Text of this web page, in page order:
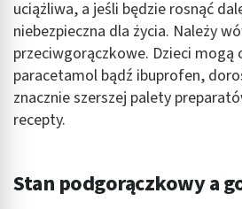
uciążliwa, a jeśli będzie rosnąć
niebezpieczna dla życia. Należy
przeciwgorączkowe. Dzieci mogą
paracetamol bądź ibuprofen,
znacznie szerszej palety
recepty.
Stan podgorączkowy a